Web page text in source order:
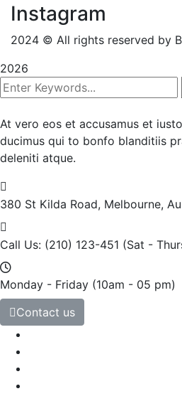
Instagram
2024 © All rights reserved by
2026
At vero eos et accusamus et
ducimus qui to bonfo blanditiis
deleniti atque.
380 St Kilda Road, Melbourne,
Call Us: (210) 123-451 (Sat -
Monday - Friday (10am - 05 pm)
Contact us